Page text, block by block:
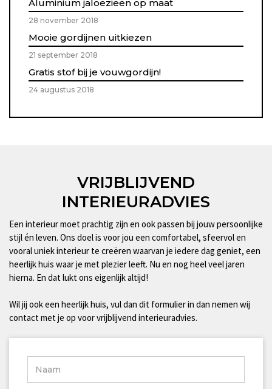
Aluminium jaloezieën op maat
28 november 2018
Mooie gordijnen uitkiezen
21 september 2018
Gratis stof bij je vouwgordijn!
24 augustus 2018
VRIJBLIJVEND
INTERIEURADVIES
Een interieur moet prachtig zijn en ook passen bij jouw persoonlijke
stijl én leven. Ons doel is voor jou een comfortabel, sfeervol en
vooral uniek interieur te creëren waarvan je iedere dag geniet, een
heerlijk huis waar je met plezier leeft. Nu en nog heel veel jaren
hierna. En dat lukt ons eigenlijk altijd!
Wil jij ook een heerlijk huis, vul dan dit formulier in dan nemen wij
contact met je op voor vrijblijvend interieuradvies.